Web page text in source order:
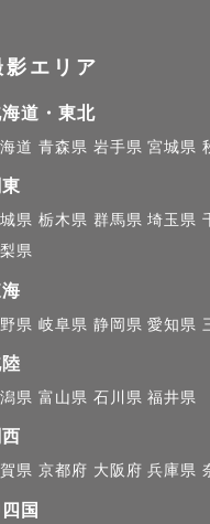
程や交通費について
可能ですのでお気軽
いても前後の撮影の
頼をお受けできない
な人～??】
外を半年間10ヵ国旅
した！
話しやすいってすご
をしっかりと残せる
影エリア
道・東北
道 青森県 岩手県 宮城県
県 栃木県 群馬県 埼玉県
県
県 岐阜県 静岡県 愛知県
県 富山県 石川県 福井県
県 京都府 大阪府 兵庫県
国